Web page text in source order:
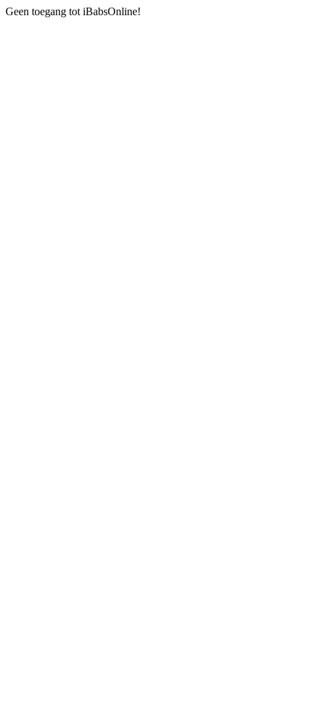
Geen toegang tot iBabsOnline!